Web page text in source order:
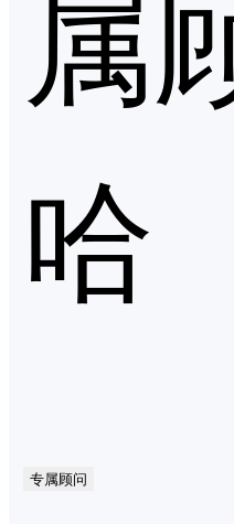
哈
专属顾问